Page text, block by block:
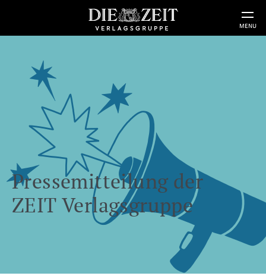
MENU
Pressemitteilung der
ZEIT Verlagsgruppe